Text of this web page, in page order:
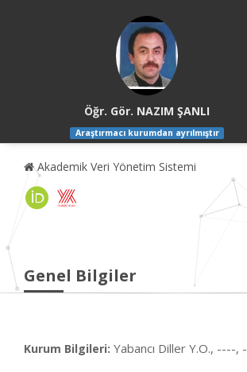
Öğr. Gör. NAZIM ŞANLI
Araştırmacı kurumdan ayrılmıştır
Akademik Veri Yönetim Sistemi
Genel Bilgiler
Kurum Bilgileri: Yabancı Diller Y.O., ----, -